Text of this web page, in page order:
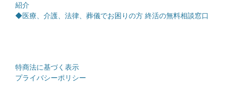
紹介
◆医療、介護、法律、葬儀でお困りの方 終活の無料相談窓口
特商法に基づく表示
プライバシーポリシー